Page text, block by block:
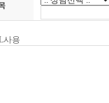
사용